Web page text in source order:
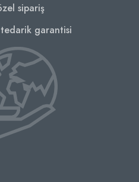
sipariş
garantisi